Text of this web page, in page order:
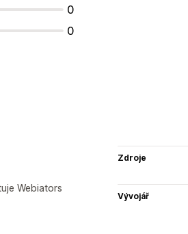
0
0
Webiators
Zdroje
Vývojář